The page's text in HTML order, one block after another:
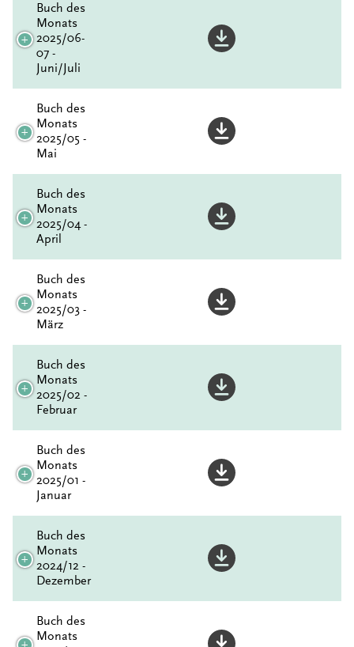
Buch des
Monats
2025/06-
07 -
Juni/Juli
Buch des
Monats
2025/05 -
Mai
Buch des
Monats
2025/04 -
April
Buch des
Monats
2025/03 -
März
Buch des
Monats
2025/02 -
Februar
Buch des
Monats
2025/01 -
Januar
Buch des
Monats
2024/12 -
Dezember
Buch des
Monats